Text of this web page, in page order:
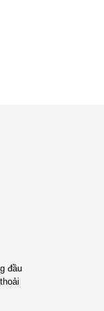
đầu